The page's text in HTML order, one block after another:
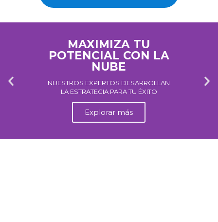
MAXIMIZA TU
POTENCIAL CON LA
NUBE
NUESTROS EXPERTOS DESARROLLAN
LA ESTRATEGIA PARA TU ÉXITO
Explorar más